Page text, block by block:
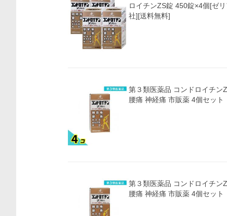
ロイチンZS錠 450錠×4個[ゼ
社][送料無料]
第３類医薬品 コンドロイチン
腰痛 神経痛 市販薬 4個セット
第３類医薬品 コンドロイチン
腰痛 神経痛 市販薬 4個セット